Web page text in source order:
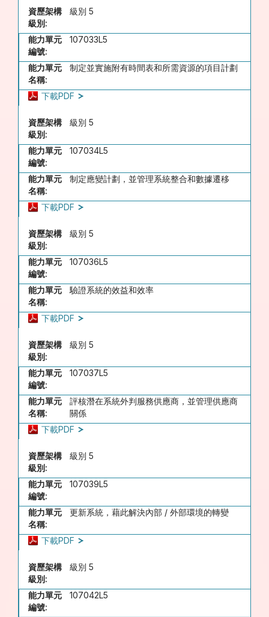
資歷架構
級別:
級別 5
能力單元
編號:
107033L5
能力單元
名稱:
制定並實施附有時間表和所需資源的項目計劃
下載PDF
資歷架構
級別:
級別 5
能力單元
編號:
107034L5
能力單元
名稱:
制定應變計劃，並管理系統整合和數據遷移
下載PDF
資歷架構
級別:
級別 5
能力單元
編號:
107036L5
能力單元
名稱:
驗證系統的效益和效率
下載PDF
資歷架構
級別:
級別 5
能力單元
編號:
107037L5
能力單元
名稱:
評核潛在系統外判服務供應商，並管理供應商
關係
下載PDF
資歷架構
級別:
級別 5
能力單元
編號:
107039L5
能力單元
名稱:
更新系統，藉此解決內部 / 外部環境的轉變
下載PDF
資歷架構
級別:
級別 5
能力單元
編號:
107042L5